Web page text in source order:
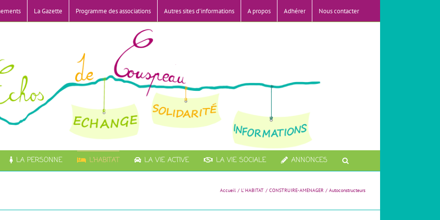
La Gazette Programme des associations Autres sites d’informations A propos Adhérer Nous contacter
LA PERSONNE L’HABITAT LA VIE ACTIVE LA VIE SOCIALE ANNONCES
Accueil L' HABITAT CONSTRUIRE-AMENAGER Autoconstructeurs